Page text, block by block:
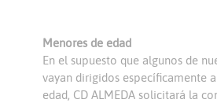
Menores de edad
En el supuesto que algunos de
vayan dirigidos específicamente
edad, CD ALMEDA solicitará la